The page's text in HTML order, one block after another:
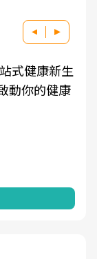
式健康新生
動你的健康